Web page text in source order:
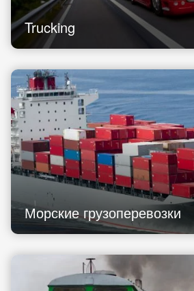
Trucking
Морские грузоперевозки